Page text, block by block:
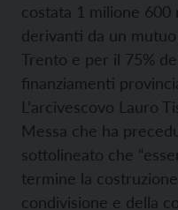
costata 1 milione 600
derivanti da un
Trento e per il 75%
finanziamenti
L’arcivescovo Lauro
Messa che ha
sottolineato che
termine la
condivisione e della